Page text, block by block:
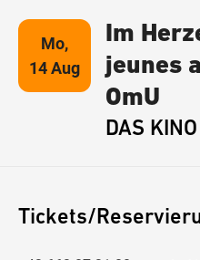
Mo,
14 Aug
Im
jeunes
OmU
DAS
Tickets/